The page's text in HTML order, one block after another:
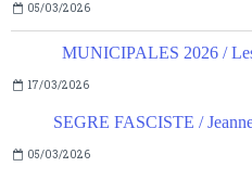
05/03/2026
MUNICIPALES 2026 /
17/03/2026
SEGRE FASCISTE /
05/03/2026